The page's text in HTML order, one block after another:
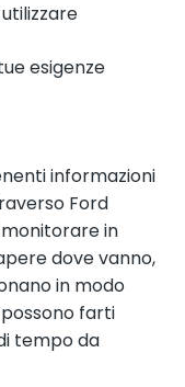
esigenze
informazioni
Ford
in
dove vanno,
in modo
farti
tempo da